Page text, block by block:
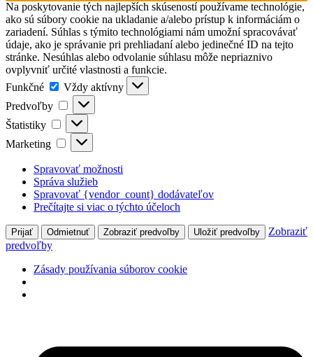
Na poskytovanie tých najlepších skúseností používame technológie,
ako sú súbory cookie na ukladanie a/alebo prístup k informáciám o
zariadení. Súhlas s týmito technológiami nám umožní spracovávať
údaje, ako je správanie pri prehliadaní alebo jedinečné ID na tejto
stránke. Nesúhlas alebo odvolanie súhlasu môže nepriaznivo
ovplyvniť určité vlastnosti a funkcie.
Funkčné
Funkčné
Vždy aktívny
Predvoľby
Predvoľby
Štatistiky Štatistiky
Marketing Marketing
Spravovať možnosti
Správa služieb
Spravovať {vendor_count} dodávateľov
Prečítajte si viac o týchto účeloch
Prijať Odmietnuť Zobraziť predvoľby Uložiť predvoľby
Zobraziť
predvoľby
Zásady používania súborov cookie